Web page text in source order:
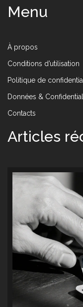
Menu
À propos
Conditions d’utilisation
Politique de
Données &
Contacts
Articles